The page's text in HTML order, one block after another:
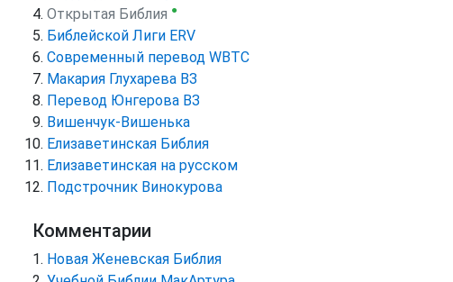
Открытая Библия ●
Библейской Лиги ERV
Cовременный перевод WBTC
Макария Глухарева ВЗ
Перевод Юнгерова ВЗ
Вишенчук-Вишенька
Елизаветинская Библия
Елизаветинская на русском
Подстрочник Винокурова
Комментарии
Новая Женевская Библия